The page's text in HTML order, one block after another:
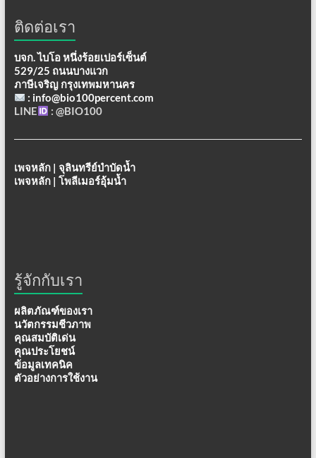
ติดต่อเรา
บจก. ไบโอ หนึ่งร้อยเปอร์เซ็นต์
529/25 ถนนบางแวก
ภาษีเจริญ กรุงเทพมหานคร
: info@bio100percent.com
LINE
: @BIO100
เพจหลัก | จุลินทรีย์บำบัดน้ำ
เพจหลัก | โพลีเมอร์อุ้มน้ำ
รู้จักกับเรา
ผลิตภัณฑ์ของเรา
นวัตกรรมชีวภาพ
คุณสมบัติเด่น
คุณประโยชน์
ข้อมูลเทคนิค
ตัวอย่างการใช้งาน